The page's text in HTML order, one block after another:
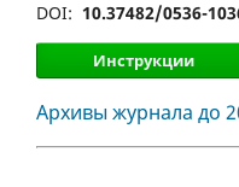
DOI: 10.37482/0536-
Инструкции
Архивы журнала до